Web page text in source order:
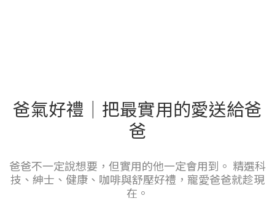
爸氣好禮｜把最實用的愛送給爸
爸
爸爸不一定說想要，但實用的他一定會用到。 精選科
技、紳士、健康、咖啡與舒壓好禮，寵愛爸爸就趁現
在。